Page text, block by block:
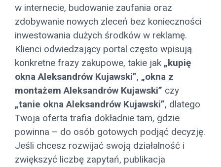
w internecie, budowanie zaufania oraz
zdobywanie nowych zleceń bez konieczności
inwestowania dużych środków w reklamę.
Klienci odwiedzający portal często wpisują
konkretne frazy zakupowe, takie jak „kupię
okna Aleksandrów Kujawski”, „okna z
montażem Aleksandrów Kujawski” czy
„tanie okna Aleksandrów Kujawski”, dlatego
Twoja oferta trafia dokładnie tam, gdzie
powinna – do osób gotowych podjąć decyzję.
Jeśli chcesz rozwijać swoją działalność i
zwiększyć liczbę zapytań, publikacja